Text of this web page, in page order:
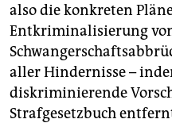
also die konkreten
Entkriminalisierung
aller Hindernisse –
diskriminierende
Strafgesetzbuch